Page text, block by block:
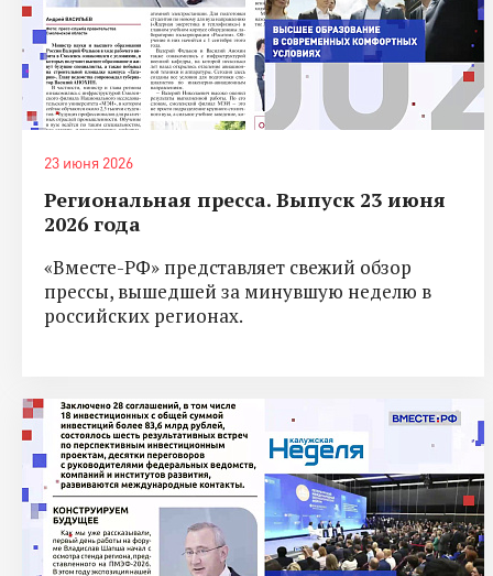
23 июня 2026
Региональная пресса. Выпуск 23 июня
2026 года
«Вместе-РФ» представляет свежий обзор
прессы, вышедшей за минувшую неделю в
российских регионах.